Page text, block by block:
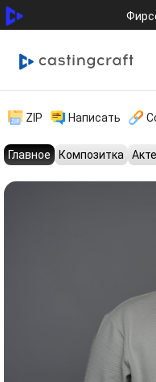
hhh
ZIP Написать
Главное Композитка